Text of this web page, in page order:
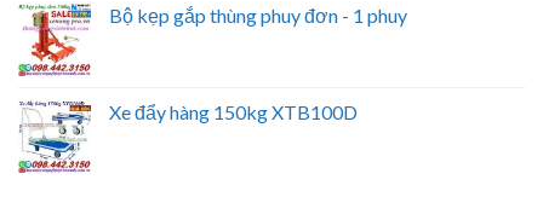
Bộ kẹp gắp thùng phuy đơn - 1 phuy
Xe đẩy hàng 150kg XTB100D